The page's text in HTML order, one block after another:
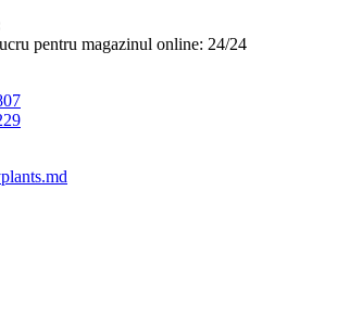
pentru magazinul online: 24/24